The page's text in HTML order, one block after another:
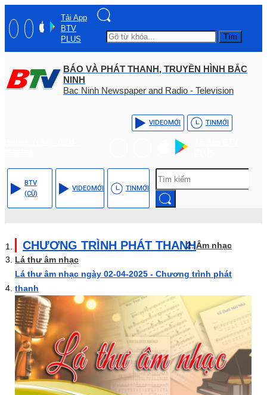
Tải App
BTV
PLUS
Tìm
BÁO VÀ PHÁT THANH, TRUYỀN HÌNH BẮC
NINH
Bac Ninh Newspaper and Radio - Television
VIDEOMỚI TINMỚI
BTV
(CŨ)
VIDEOMỚI TINMỚI
CHƯƠNG TRÌNH PHÁT THANHÂm nhạc
Lá thư âm nhạc
Lá thư âm nhạc ngày 02-04-2025 - Chương trình phát
thanh